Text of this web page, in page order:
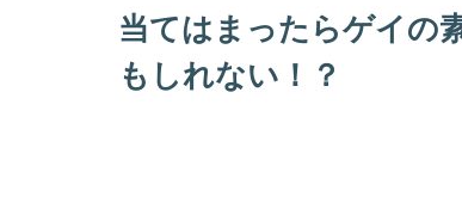
当てはまったらゲイの
もしれない！？